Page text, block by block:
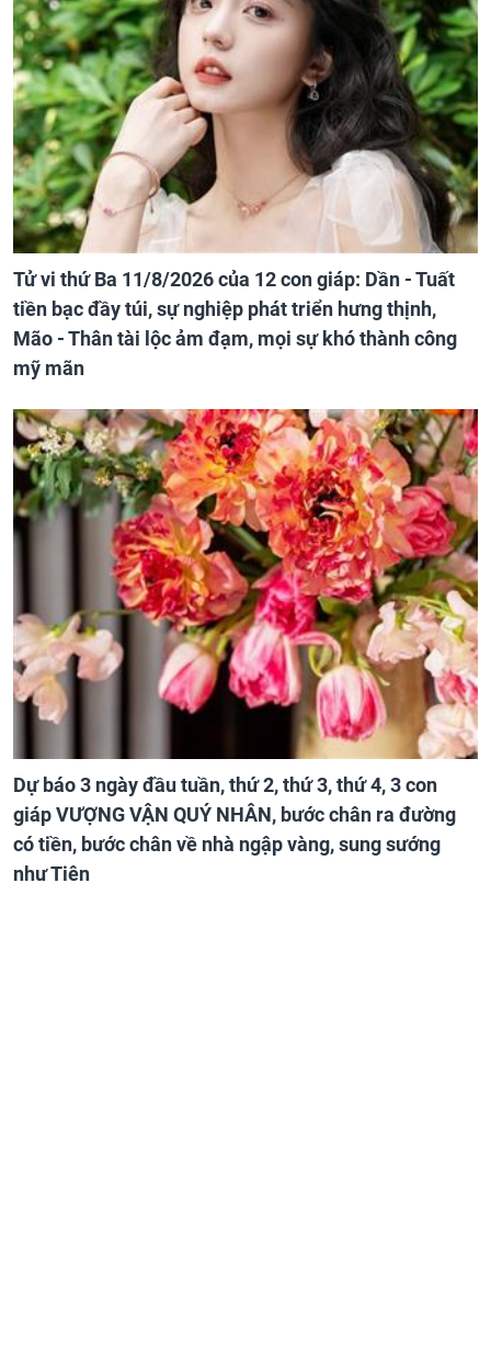
Tử vi thứ Ba 11/8/2026 của 12 con giáp: Dần - Tuất
tiền bạc đầy túi, sự nghiệp phát triển hưng thịnh,
Mão - Thân tài lộc ảm đạm, mọi sự khó thành công
mỹ mãn
Dự báo 3 ngày đầu tuần, thứ 2, thứ 3, thứ 4, 3 con
giáp VƯỢNG VẬN QUÝ NHÂN, bước chân ra đường
có tiền, bước chân về nhà ngập vàng, sung sướng
như Tiên